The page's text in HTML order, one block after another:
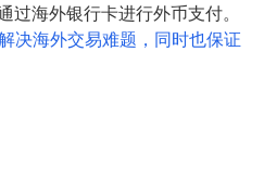
海外银行卡进行外币支付。
决海外交易难题，同时也保证